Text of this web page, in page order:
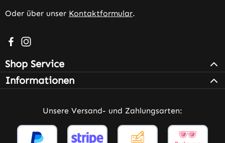
Oder über unser Kontaktformular.
Besuche uns auf Facebook – öffnet in neuem Tab
Schau auf Instagram vorbei – öffnet in neuem Tab
Shop Service
Informationen
Unsere Versand- und Zahlungsarten: